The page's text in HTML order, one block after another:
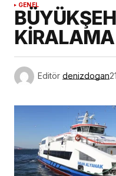
GENEL
Editör denizdogan